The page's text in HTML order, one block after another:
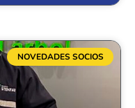
NOVEDADES SOCIOS